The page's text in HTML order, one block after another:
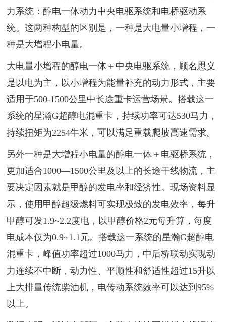
力系统：醇电一体动力中央电驱系统和电桥驱动系
统。这两种构型的区别是，一种是大电量小增程，一
种是大增程小电量。
大电量小增程的醇电一体＋中央电驱系统，顾名思义
是以电为主，以小增程为能量补充的动力形式，主要
适用于500-1500公里中长途重卡运营场景。搭载这一
系统的星瀚G超醇电混重卡，持续功率可达530马力，
持续扭矩为2254牛米，可以满足重载爬坡高速需求。
另外一种是大增程小电量的醇电一体＋电驱桥系统，
更加适合1000—1500公里及以上的长途干线物流，主
要决定因素就是甲醇的发电率和经济性。现场资料显
示，使用甲醇超级燃料可实现极致的发电效率，每升
甲醇可发1.9~2.2度电，以甲醇价格2元每升算，每度
电成本仅为0.9~1.1元。搭载这一系统的星瀚G超醇电
混重卡，峰值功率超过1000马力，中后桥联动实现动
力连续不中断，动力性、平顺性和舒适性超过15升以
上大排量传统柴油机，电传动系统效率可以达到95%
以上。